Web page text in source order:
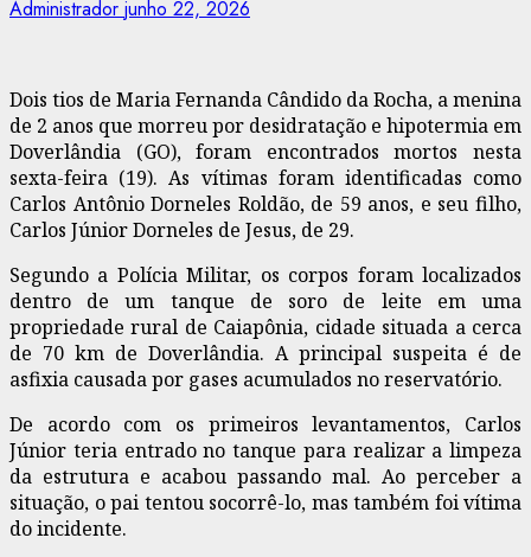
Administrador junho 22, 2026
Dois tios de Maria Fernanda Cândido da Rocha, a menina
de 2 anos que morreu por desidratação e hipotermia em
Doverlândia (GO), foram encontrados mortos nesta
sexta-feira (19). As vítimas foram identificadas como
Carlos Antônio Dorneles Roldão, de 59 anos, e seu filho,
Carlos Júnior Dorneles de Jesus, de 29.
Segundo a Polícia Militar, os corpos foram localizados
dentro de um tanque de soro de leite em uma
propriedade rural de Caiapônia, cidade situada a cerca
de 70 km de Doverlândia. A principal suspeita é de
asfixia causada por gases acumulados no reservatório.
De acordo com os primeiros levantamentos, Carlos
Júnior teria entrado no tanque para realizar a limpeza
da estrutura e acabou passando mal. Ao perceber a
situação, o pai tentou socorrê-lo, mas também foi vítima
do incidente.